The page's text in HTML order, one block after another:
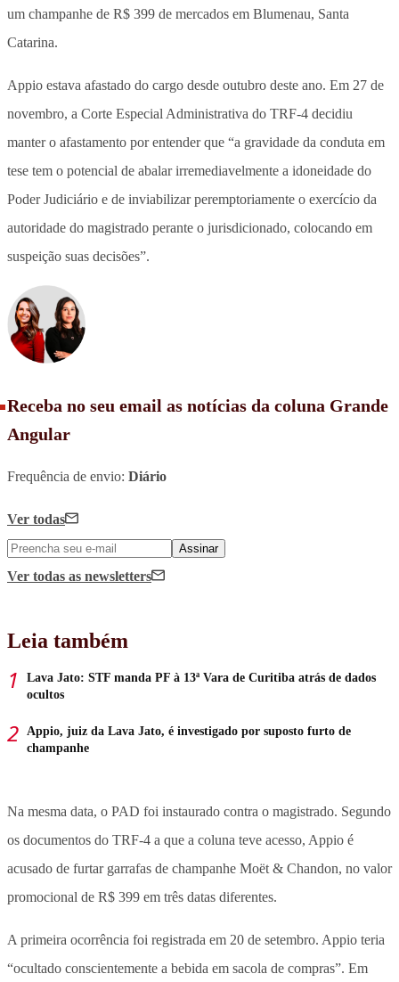
um champanhe de R$ 399 de mercados em Blumenau, Santa
Catarina.
Appio estava afastado do cargo desde outubro deste ano. Em 27 de
novembro, a Corte Especial Administrativa do TRF-4 decidiu
manter o afastamento por entender que “a gravidade da conduta em
tese tem o potencial de abalar irremediavelmente a idoneidade do
Poder Judiciário e de inviabilizar peremptoriamente o exercício da
autoridade do magistrado perante o jurisdicionado, colocando em
suspeição suas decisões”.
Receba no seu email as notícias da coluna Grande
Angular
Frequência de envio: Diário
Ver todas
Assinar
Ver todas as newsletters
Leia também
Lava Jato: STF manda PF à 13ª Vara de Curitiba atrás de dados
ocultos
Appio, juiz da Lava Jato, é investigado por suposto furto de
champanhe
Na mesma data, o PAD foi instaurado contra o magistrado. Segundo
os documentos do TRF-4 a que a coluna teve acesso, Appio é
acusado de furtar garrafas de champanhe Moët & Chandon, no valor
promocional de R$ 399 em três datas diferentes.
A primeira ocorrência foi registrada em 20 de setembro. Appio teria
“ocultado conscientemente a bebida em sacola de compras”. Em